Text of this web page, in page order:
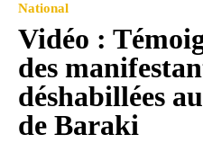
National
Vidéo :
des
déshabillées
de Baraki